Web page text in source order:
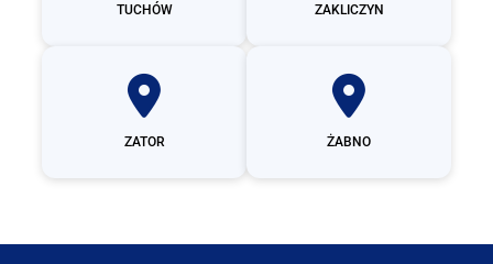
TUCHÓW ZAKLICZYN
ZATOR ŻABNO